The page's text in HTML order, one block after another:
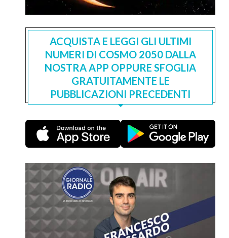
ACQUISTA E LEGGI GLI ULTIMI
NUMERI DI COSMO 2050 DALLA
NOSTRA APP OPPURE SFOGLIA
GRATUITAMENTE LE
PUBBLICAZIONI PRECEDENTI